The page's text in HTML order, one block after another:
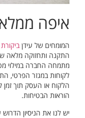
איפה
המומחים של עידן
התקנה ותחזוקה מלאה
מתמחה החברה במילוי
לקוחות במגזר הפרטי,
הלקוח או העסק תוך
הוראות הבטיחות.
יש לנו את הניסיון